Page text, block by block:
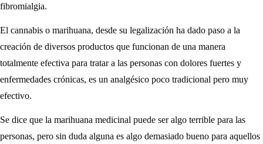
fibromialgia.
El cannabis o marihuana, desde su legalización ha dado paso a la
creación de diversos productos que funcionan de una manera
totalmente efectiva para tratar a las personas con dolores fuertes y
enfermedades crónicas, es un analgésico poco tradicional pero muy
efectivo.
Se dice que la marihuana medicinal puede ser algo terrible para las
personas, pero sin duda alguna es algo demasiado bueno para aquellos